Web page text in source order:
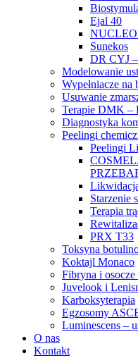
Ejal 40
Sunekos
DR CYJ –
Modelowanie ust
Wypełniacze
Usuwanie
Terapie DMK –
Diagnostyka
Peelingi
Peelingi
Starzenie
Terapia
PRX T33
Toksyna
Koktajl Monaco
Fibryna i osocze
Juvelook i
Karboksyterapia
Egzosomy
Luminescens –
O nas
Kontakt